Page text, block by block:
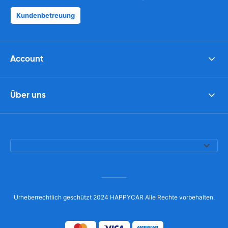
Kundenbetreuung
Account
Über uns
Urheberrechtlich geschützt 2024 HAPPYCAR Alle Rechte vorbehalten.